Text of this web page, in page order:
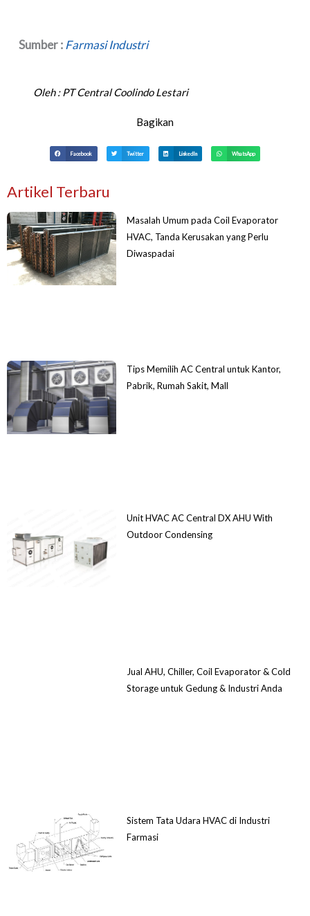
Sumber :Farmasi Industri
Oleh :PT Central Coolindo Lestari
Bagikan
Facebook Twitter LinkedIn WhatsApp
Artikel Terbaru
Masalah Umum pada Coil Evaporator
HVAC, Tanda Kerusakan yang Perlu
Diwaspadai
Tips Memilih AC Central untuk Kantor,
Pabrik, Rumah Sakit, Mall
Unit HVAC AC Central DX AHU With
Outdoor Condensing
Jual AHU, Chiller, Coil Evaporator & Cold
Storage untuk Gedung & Industri Anda
Sistem Tata Udara HVAC di Industri
Farmasi